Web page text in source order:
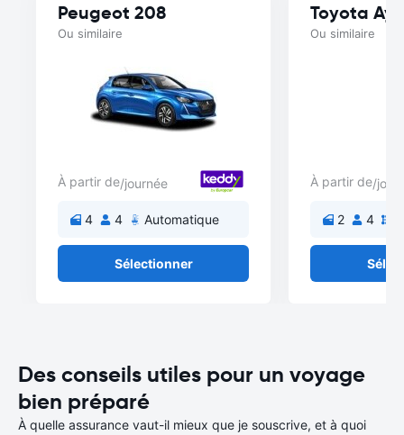
Peugeot 208
Ou similaire
À partir de/journée
4 4 Automatique
Sélectionner
Toyota
Ou similaire
À partir de/
2 4
Des conseils utiles pour un voyage
bien préparé
À quelle assurance vaut-il mieux que je souscrive, et à quoi